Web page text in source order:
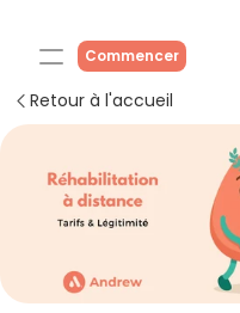
Commencer
Retour à l'accueil